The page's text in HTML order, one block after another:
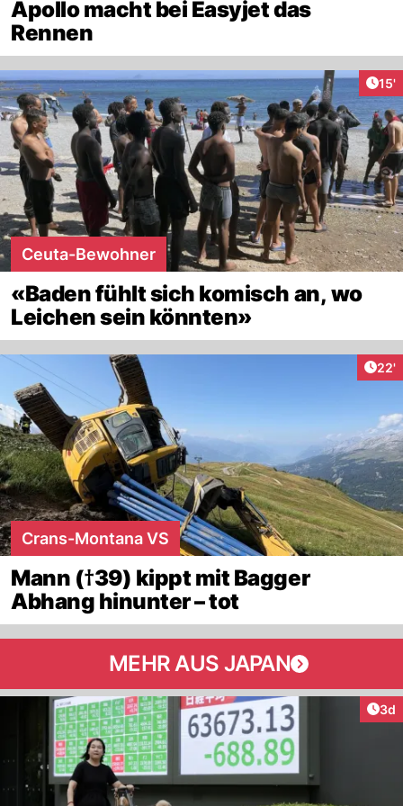
Apollo macht bei Easyjet das
Rennen
15'
Ceuta-Bewohner
«Baden fühlt sich komisch an, wo
Leichen sein könnten»
22'
Crans-Montana VS
Mann (†39) kippt mit Bagger
Abhang hinunter – tot
MEHR AUS JAPAN
3d